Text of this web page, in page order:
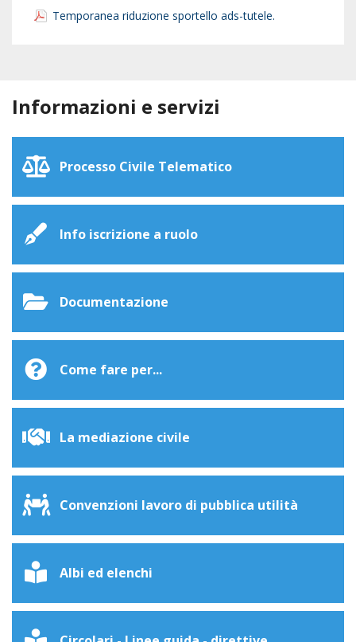
Temporanea riduzione sportello ads-tutele.
Informazioni e servizi
Processo Civile Telematico
Info iscrizione a ruolo
Documentazione
Come fare per...
La mediazione civile
Convenzioni lavoro di pubblica utilità
Albi ed elenchi